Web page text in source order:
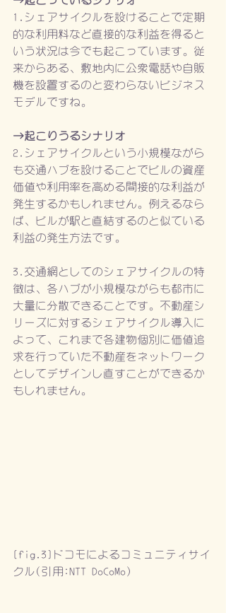
1.シェアサイクルを設けることで定期
的な利用料など直接的な利益を得ると
いう状況は今でも起こっています。従
来からある、敷地内に公衆電話や自販
機を設置するのと変わらないビジネス
モデルですね。
→起こりうるシナリオ
2.シェアサイクルという小規模ながら
も交通ハブを設けることでビルの資産
価値や利用率を高める間接的な利益が
発生するかもしれません。例えるなら
ば、ビルが駅と直結するのと似ている
利益の発生方法です。
3.交通網としてのシェアサイクルの特
徴は、各ハブが小規模ながらも都市に
大量に分散できることです。不動産シ
リーズに対するシェアサイクル導入に
よって、これまで各建物個別に価値追
求を行っていた不動産をネットワーク
としてデザインし直すことができるか
もしれません。
[fig.3]ドコモによるコミュニティサイ
クル(引用:NTT DoCoMo)